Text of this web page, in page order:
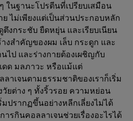
ในฐานะโปรตีนที่เปรียบเสมือน
ไม่เพียงแต่เป็นส่วนประกอบหลัก
งกระชับ ยืดหยุ่น และเรียบเนียน
งสำคัญของผม เล็บ กระดูก และ
ไป และร่างกายต้องเผชิญกับ
ดด มลภาวะ หรือแม้แต่
าเจนตามธรรมชาติของเราก็เริ่ม
ต่าง ๆ ทั้งริ้วรอย ความหย่อน
ปรากฏขึ้นอย่างหลีกเลี่ยงไม่ได้
รกินคอลลาเจนช่วยเรื่องอะไรได้